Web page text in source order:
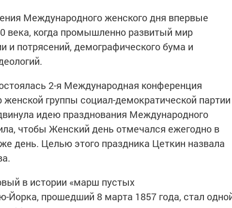
Международного женского дня впервые
века, когда промышленно развитый мир
и потрясений, демографического бума и
2-я Международная конференция
группы социал-демократической партии
идею празднования Международного
чтобы Женский день отмечался ежегодно в
день. Целью этого праздника Цеткин назвала
в истории «марш пустых
Йорка, прошедший 8 марта 1857 года, стал